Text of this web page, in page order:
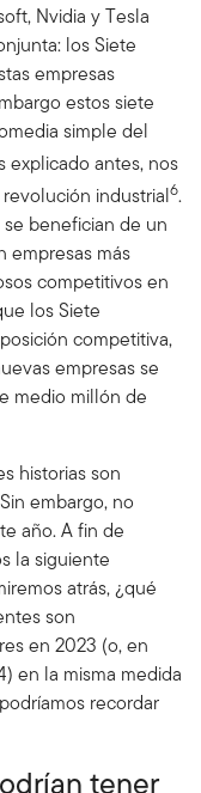
Nvidia y Tesla
los Siete
empresas
estos siete
simple del
explicado antes, nos
industrial6.
benefician de un
empresas más
competitivos en
los Siete
competitiva,
empresas se
medio millón de
historias son
embargo, no
año. A fin de
la siguiente
atrás, ¿qué
son
en 2023 (o, en
en la misma medida
recordar
tener